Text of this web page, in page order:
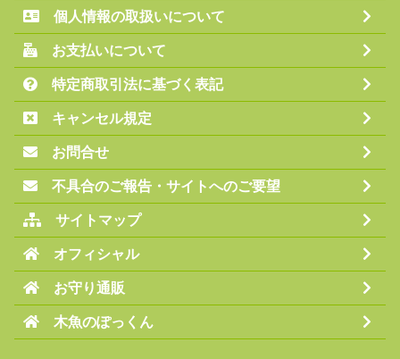
個人情報の取扱いについて
お支払いについて
特定商取引法に基づく表記
キャンセル規定
お問合せ
不具合のご報告・サイトへのご要望
サイトマップ
オフィシャル
お守り通販
木魚のぽっくん